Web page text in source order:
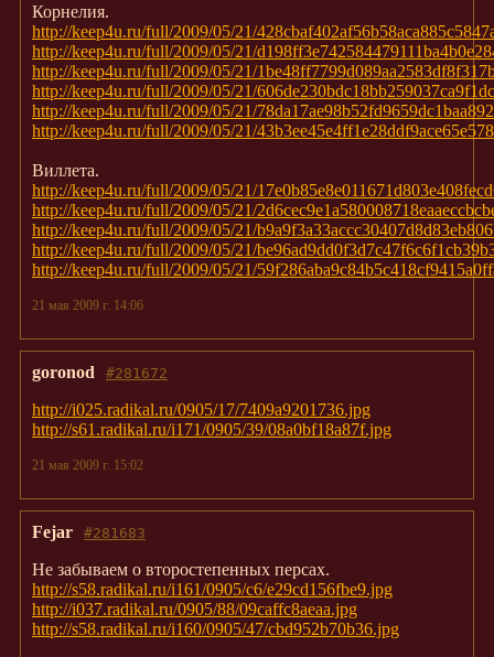
Корнелия.
http://keep4u.ru/full/2009/05/21/
http://keep4u.ru/full/2009/05/21/
http://keep4u.ru/full/2009/05/21/
http://keep4u.ru/full/2009/05/21/
http://keep4u.ru/full/2009/05/21/
http://keep4u.ru/full/2009/05/21/
Виллета.
http://keep4u.ru/full/2009/05/21/
http://keep4u.ru/full/2009/05/21/
http://keep4u.ru/full/2009/05/21/
http://keep4u.ru/full/2009/05/21/
http://keep4u.ru/full/2009/05/21/
21 мая 2009 г. 14:06
#281672
goronod
http://i025.radikal.ru/0905/17/7409a9201736.jpg
http://s61.radikal.ru/i171/0905/39/08a0bf18a87f.jpg
21 мая 2009 г. 15:02
#281683
Fejar
Не забываем о второстепенных персах.
http://s58.radikal.ru/i161/0905/c6/e29cd156fbe9.jpg
http://i037.radikal.ru/0905/88/09caffc8aeaa.jpg
http://s58.radikal.ru/i160/0905/47/cbd952b70b36.jpg